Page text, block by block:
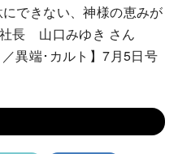
できない、神様の恵みが
長 山口みゆき さん
異端･カルト】7月5日号